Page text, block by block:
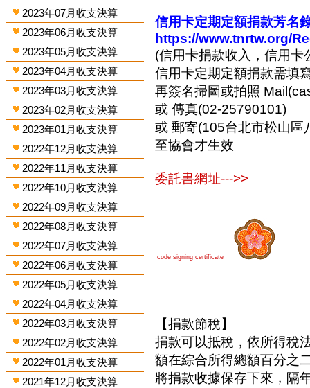
2023年07月收支決算
2023年06月收支決算
2023年05月收支決算
2023年04月收支決算
2023年03月收支決算
2023年02月收支決算
2023年01月收支決算
2022年12月收支決算
2022年11月收支決算
2022年10月收支決算
2022年09月收支決算
2022年08月收支決算
2022年07月收支決算
2022年06月收支決算
2022年05月收支決算
2022年04月收支決算
2022年03月收支決算
2022年02月收支決算
2022年01月收支決算
2021年12月收支決算
信用卡定期定額捐款芳名
https://www.tnrtw.org/
(信用卡捐款收入，信用
信用卡定期定額捐款需填
再簽名掃圖或拍照
或 傳真(02-25790101)
或 郵寄(105台北市松山
至協會才生效
委託書網址--->>
code signing certificate
【捐款節稅】
捐款可以抵稅，依所得稅
額在綜合所得總額百分之
將捐款收據保存下來，隔